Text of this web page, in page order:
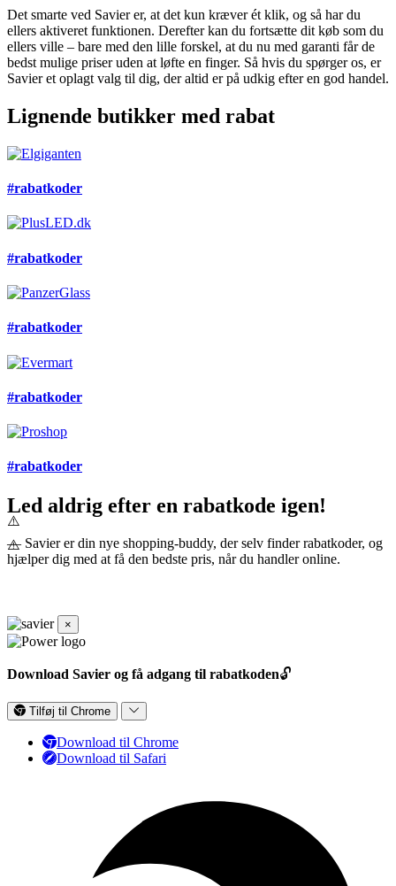
Det smarte ved Savier er, at det kun kræver ét klik, og så har du
ellers aktiveret funktionen. Derefter kan du fortsætte dit køb som du
ellers ville – bare med den lille forskel, at du nu med garanti får de
bedst mulige priser uden at løfte en finger. Så hvis du spørger os, er
Savier et oplagt valg til dig, der altid er på udkig efter en god handel.
Lignende butikker med rabat
#rabatkoder
#rabatkoder
#rabatkoder
#rabatkoder
#rabatkoder
Led aldrig efter en rabatkode igen!
— Savier er din nye shopping-buddy, der selv finder rabatkoder, og
hjælper dig med at få den bedste pris, når du handler online.
×
Download Savier og få adgang til rabatkoden🔓
Tilføj til Chrome
Download til Chrome
Download til Safari